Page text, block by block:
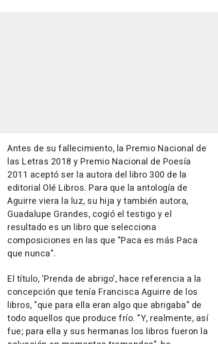
Antes de su fallecimiento, la Premio Nacional de
las Letras 2018 y Premio Nacional de Poesía
2011 aceptó ser la autora del libro 300 de la
editorial Olé Libros. Para que la antología de
Aguirre viera la luz, su hija y también autora,
Guadalupe Grandes, cogió el testigo y el
resultado es un libro que selecciona
composiciones en las que "Paca es más Paca
que nunca".
El título, 'Prenda de abrigo', hace referencia a la
concepción que tenía Francisca Aguirre de los
libros, "que para ella eran algo que abrigaba" de
todo aquellos que produce frío. "Y, realmente, así
fue; para ella y sus hermanas los libros fueron la